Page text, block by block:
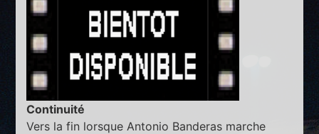
Continuité
Vers la fin lorsque Antonio Banderas marche